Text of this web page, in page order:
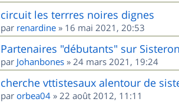
circuit les terrres noires dignes
par renardine » 16 mai 2021, 20:53
Partenaires "débutants" sur
par Johanbones » 24 mars 2021, 19:24
cherche vttistesaux alentour de
par orbea04 » 22 août 2012, 11:11